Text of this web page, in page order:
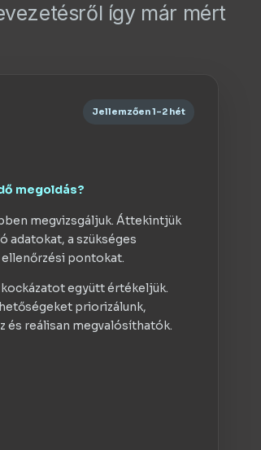
így már mért
Jellemzően 1–2 hét
megoldás?
megvizsgáljuk. Áttekintjük
adatokat, a szükséges
pontokat.
együtt értékeljük.
priorizálunk,
és reálisan megvalósíthatók.